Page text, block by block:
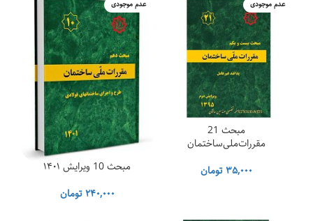
عدم موجودی
مبحث 21
مقررات‌ملی‌ساختمان
۳۵,۰۰۰تومان
عدم موجودی
مبحث 10 ویرایش ۱۴۰۱
۲۴۰,۰۰۰تومان